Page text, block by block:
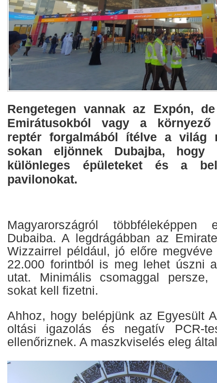
Rengetegen vannak az Expón,
Emirátusokból vagy a
reptér forgalmából ítélve a világ
sokan eljönnek Dubajba, hogy
különleges épületeket és a
pavilonokat.
Magyarországról
Dubaiba. A legdrágábban az
Wizzairrel például, jó előre
22.000 forintból is meg lehet úszni
utat. Minimális csomaggal
sokat kell fizetni.
Ahhoz, hogy belépjünk az Egyesült
oltási igazolás és negatív PCR-
ellenőriznek. A maszkviselés eleg